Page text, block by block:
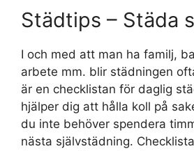
Städtips – Städa
I och med att man ha familj,
arbete mm. blir städningen
är en checklistan för daglig
hjälper dig att hålla koll på
du inte behöver spendera
nästa självstädning.